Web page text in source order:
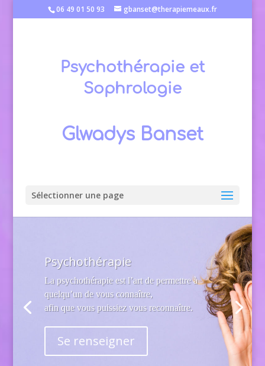
06 49 01 50 93 gbanset@therapiemeaux.fr
Psychothérapie et
Sophrologie
Glwadys Banset
Sélectionner une page
Psychothérapie
La psychothérapie est l’art de permettre à
quelqu’un de vous connaître,
afin que vous puissiez vous reconnaître.
Se renseigner